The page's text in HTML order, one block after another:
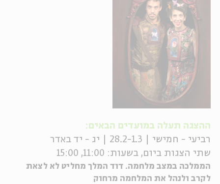
ההצגה תעלה במועדים הבאים:
רביעי - חמישי | 28.2-1.3 | יג - יד באדר
שתי הצגות ביום, בשעות: 11:00, 15:00
הממלכה במצב מלחמה. דוד המלך מחליט לא לצאת
לקרב ולנהל את המלחמה מרחוק